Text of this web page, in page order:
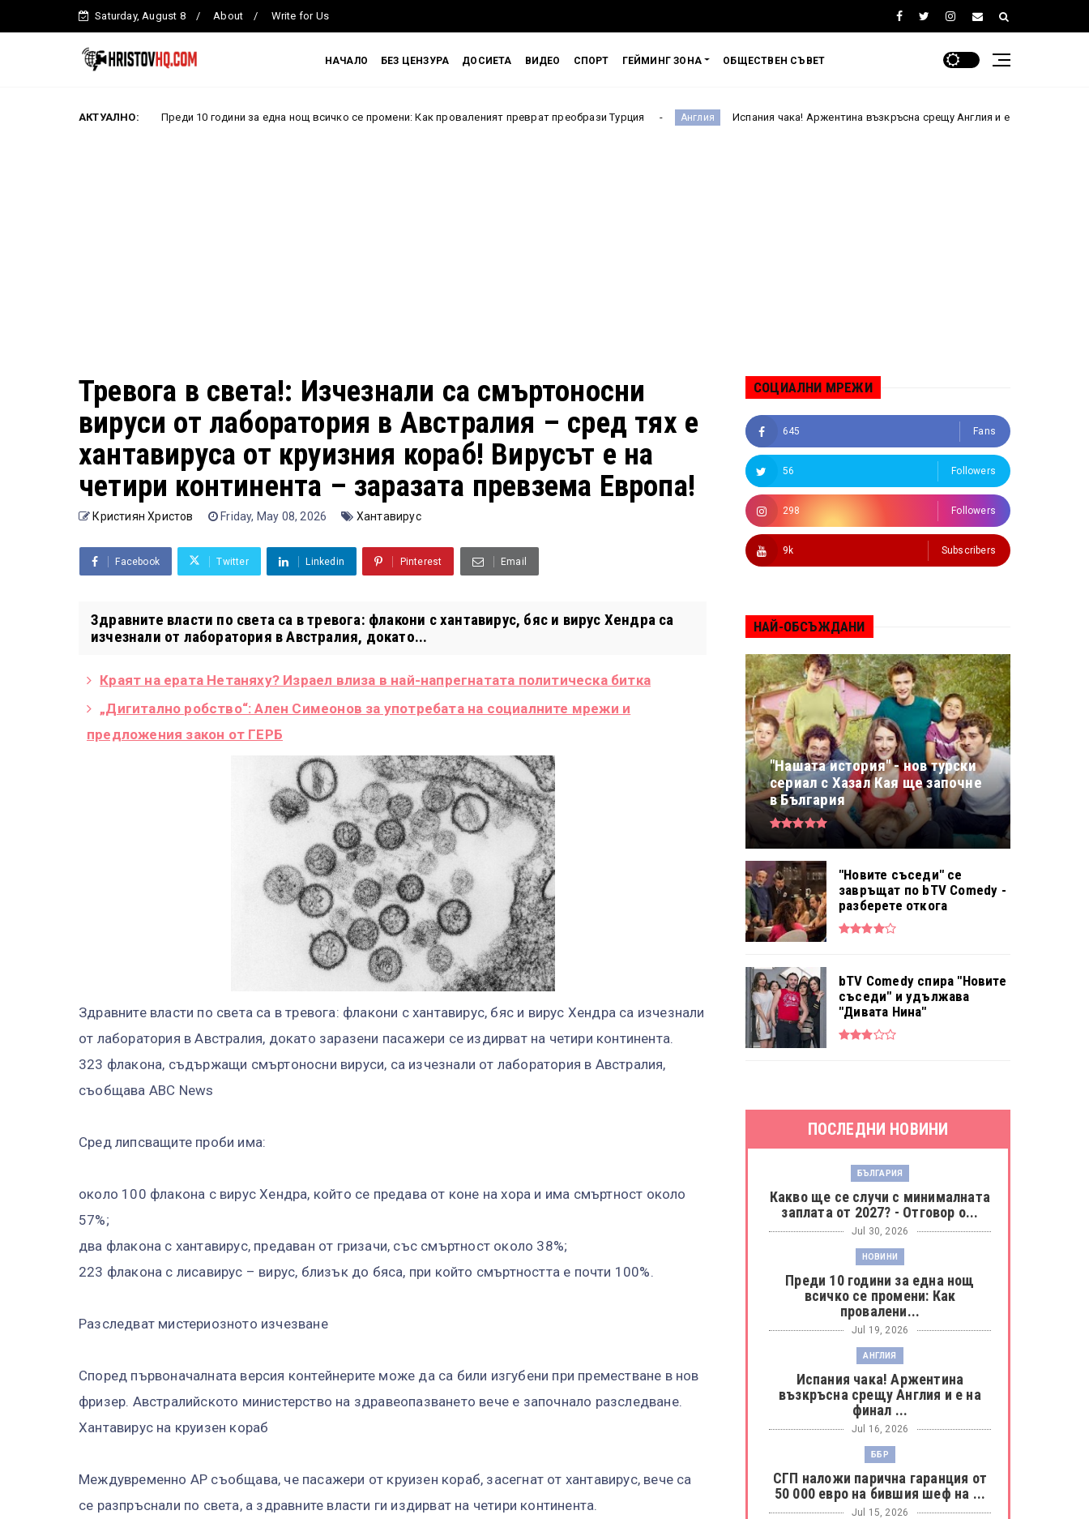
Saturday, August 8 About Write for Us
НАЧАЛО БЕЗ ЦЕНЗУРА ДОСИЕТА ВИДЕО СПОРТ ГЕЙМИНГ ЗОНА ОБЩЕСТВЕН СЪВЕТ
АКТУАЛНО:
Преди 10 години за една нощ всичко се промени: Как проваленият преврат преобрази Турция Англия Испания чака! Аржентина възкръсна срещу Англия и е на финал на Мондиал 2026
Тревога в света!: Изчезнали са смъртоносни
вируси от лаборатория в Австралия – сред тях е
хантавируса от круизния кораб! Вирусът е на
четири континента – заразата превзема Европа!
Кристиян Христов Friday, May 08, 2026 Хантавирус
Facebook Twitter Linkedin Pinterest Email
Здравните власти по света са в тревога: флакони с хантавирус, бяс и вирус Хендра са
изчезнали от лаборатория в Австралия, докато...
Краят на ерата Нетаняху? Израел влиза в най-напрегнатата политическа битка
„Дигитално робство“: Ален Симеонов за употребата на социалните мрежи и
предложения закон от ГЕРБ
Здравните власти по света са в тревога: флакони с хантавирус, бяс и вирус Хендра са изчезнали
от лаборатория в Австралия, докато заразени пасажери се издирват на четири континента.
323 флакона, съдържащи смъртоносни вируси, са изчезнали от лаборатория в Австралия,
съобщава ABC News
Сред липсващите проби има:
около 100 флакона с вирус Хендра, който се предава от коне на хора и има смъртност около
57%;
два флакона с хантавирус, предаван от гризачи, със смъртност около 38%;
223 флакона с лисавирус – вирус, близък до бяса, при който смъртността е почти 100%.
Разследват мистериозното изчезване
Според първоначалната версия контейнерите може да са били изгубени при преместване в нов
фризер. Австралийското министерство на здравеопазването вече е започнало разследване.
Хантавирус на круизен кораб
Междувременно AP съобщава, че пасажери от круизен кораб, засегнат от хантавирус, вече са
се разпръснали по света, а здравните власти ги издирват на четири континента.
СОЦИАЛНИ МРЕЖИ
645 Fans
56 Followers
298 Followers
9k Subscribers
НАЙ-ОБСЪЖДАНИ
"Нашата история" - нов турски
сериал с Хазал Кая ще започне
в България
"Новите съседи" се
завръщат по bTV Comedy -
разберете откога
bTV Comedy спира "Новите
съседи" и удължава
"Дивата Нина"
ПОСЛЕДНИ НОВИНИ
БЪЛГАРИЯ
Какво ще се случи с минималната
заплата от 2027? - Отговор о...
Jul 30, 2026
НОВИНИ
Преди 10 години за една нощ
всичко се промени: Как
провалени...
Jul 19, 2026
АНГЛИЯ
Испания чака! Аржентина
възкръсна срещу Англия и е на
финал ...
Jul 16, 2026
ББР
СГП наложи парична гаранция от
50 000 евро на бившия шеф на ...
Jul 15, 2026